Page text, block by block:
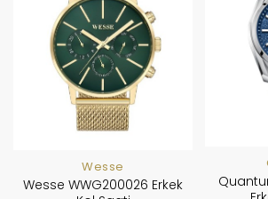
Wesse
Wesse WWG200026 Erkek